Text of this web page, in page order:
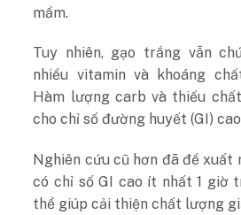
mầm.
Tuy nhiên, gạo trắng vẫn
nhiều vitamin và khoáng
Hàm lượng carb và thiếu
cho chỉ số đường huyết (GI)
Nghiên cứu cũ hơn đã đề xuất
có chỉ số GI cao ít nhất 1 giờ
thể giúp cải thiện chất lượng